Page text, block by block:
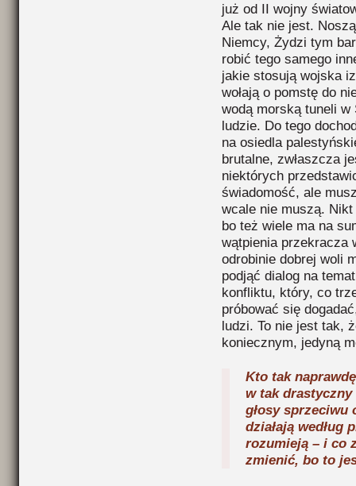
już od II wojny
Ale tak nie jest.
Niemcy, Żydzi tym
robić tego samego
jakie stosują wojska
wołają o pomstę do
wodą morską tuneli
ludzie. Do tego
na osiedla
brutalne, zwłaszcza
niektórych
świadomość, ale
wcale nie muszą.
bo też wiele ma na
wątpienia przekracza
odrobinie dobrej woli
podjąć dialog na
konfliktu, który, co
próbować się
ludzi. To nie jest tak,
koniecznym, jedyną
Kto tak
w tak drastyczny
głosy sprzeciwu
działają według
rozumieją – i co
zmienić, bo to